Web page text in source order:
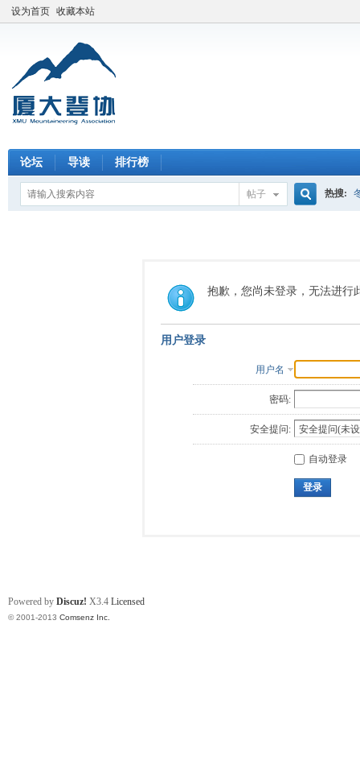
设为首页 收藏本站
论坛 导读 排行榜
帖子
索
热搜:
抱歉，您尚未登录，无法进行
用户登录
用户名
密码:
安全提问:
自动登录
登录
Powered by Discuz! X3.4 Licensed
© 2001-2013 Comsenz Inc.